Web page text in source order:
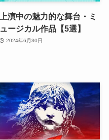
上演中の魅力的な舞台・ミ
ュージカル作品【5選】
2024年6月30日